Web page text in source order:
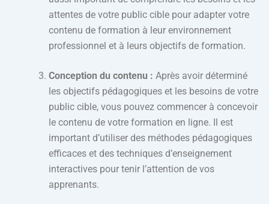
attentes de votre public cible pour adapter votre
contenu de formation à leur environnement
professionnel et à leurs objectifs de formation.
Conception du contenu : Après avoir déterminé
les objectifs pédagogiques et les besoins de votre
public cible, vous pouvez commencer à concevoir
le contenu de votre formation en ligne. Il est
important d’utiliser des méthodes pédagogiques
efficaces et des techniques d’enseignement
interactives pour tenir l’attention de vos
apprenants.